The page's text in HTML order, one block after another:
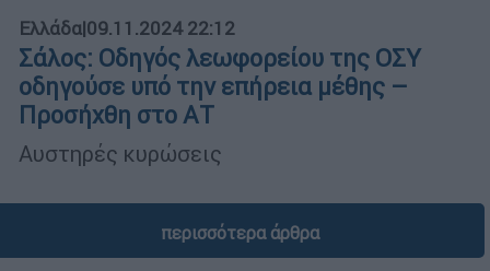
Ελλάδα|09.11.2024 22:12
Σάλος: Οδηγός λεωφορείου της ΟΣΥ
οδηγούσε υπό την επήρεια μέθης –
Προσήχθη στο ΑΤ
Αυστηρές κυρώσεις
περισσότερα άρθρα